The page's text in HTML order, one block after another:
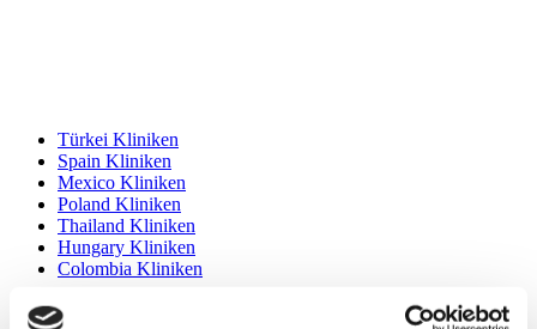
Türkei Kliniken
Spain Kliniken
Mexico Kliniken
Poland Kliniken
Thailand Kliniken
Hungary Kliniken
Colombia Kliniken
Beliebte Behandlungen in Türkei